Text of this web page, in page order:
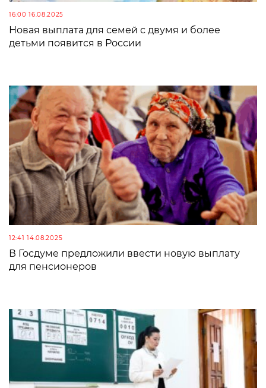
16:00 16.08.2025
Новая выплата для семей с двумя и более
детьми появится в России
12:41 14.08.2025
В Госдуме предложили ввести новую выплату
для пенсионеров